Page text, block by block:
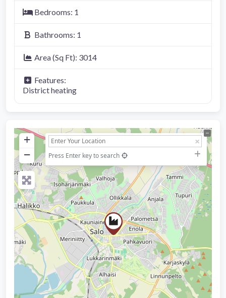
Bedrooms: 1
Bathrooms: 1
Area (Sq Ft): 3014
Features:
District heating
+
−
Press Enter key to search